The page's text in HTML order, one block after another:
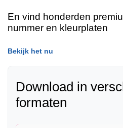
En vind honderden
nummer en kleurplaten
Bekijk het nu
Download in
formaten